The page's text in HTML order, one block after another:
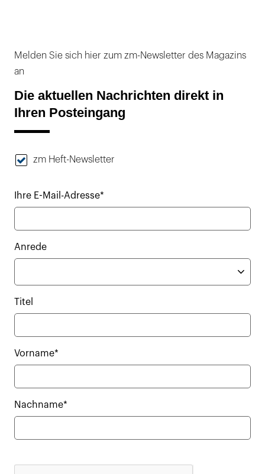
Melden Sie sich hier zum zm-Newsletter des Magazins
an
Die aktuellen Nachrichten direkt in
Ihren Posteingang
zm Heft-Newsletter
Ihre E-Mail-Adresse*
Anrede
Titel
Vorname*
Nachname*